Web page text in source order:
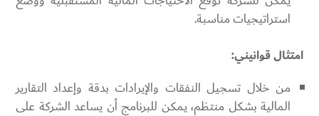
استراتيجيات مناسبة.
امتثال قوانيني:
من خلال تسجيل النفقات والإيرادات بدقة وإعداد التقارير
المالية بشكل منتظم، يمكن للبرنامج أن يساعد الشركة على